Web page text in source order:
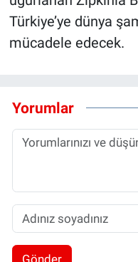
Türkiye’ye dünya
mücadele edecek.
Yorumlar
Gönder